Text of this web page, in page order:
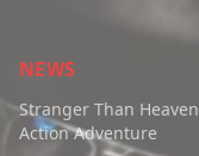
NEWS
Stranger Than Heaven
Action Adventure